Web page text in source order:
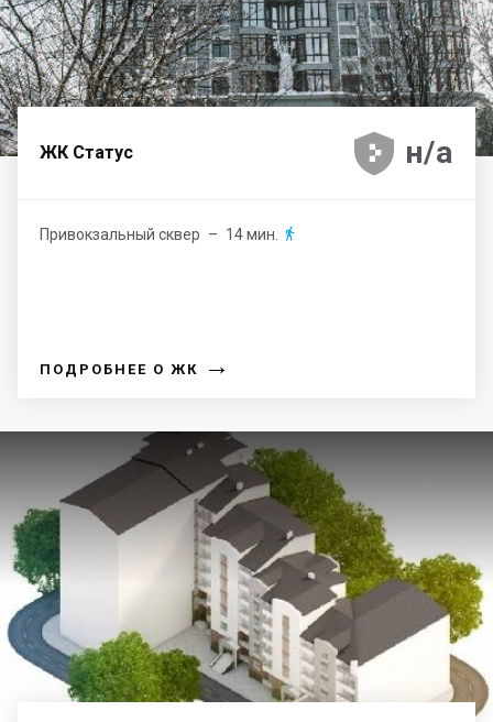
ЖК Статус 



 н/а
Привокзальный сквер – 14 мин. 
ПОДРОБНЕЕ О ЖК →